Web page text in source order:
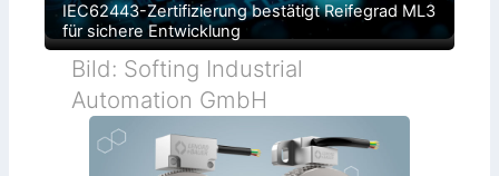
IEC62443-Zertifizierung bestätigt Reifegrad ML3
für sichere Entwicklung
Bild: Softing Industrial
Automation GmbH